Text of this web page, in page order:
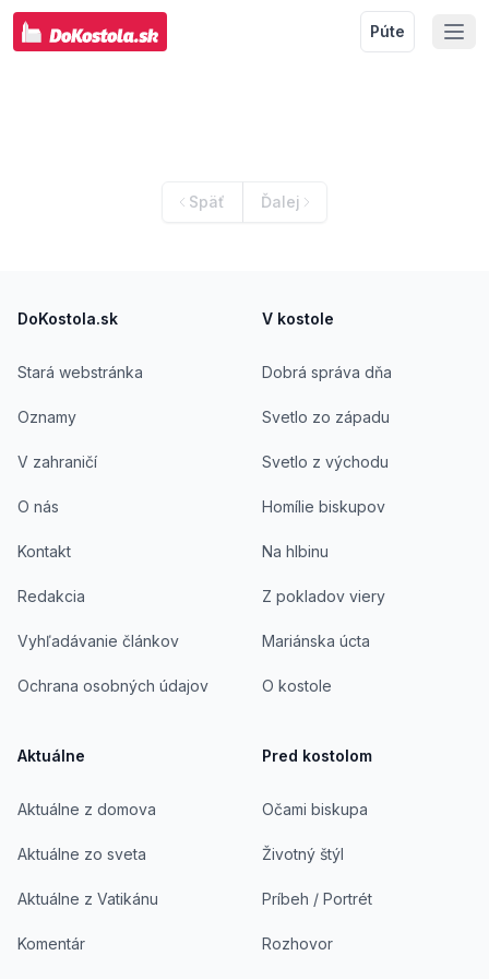
Púte
Späť Ďalej
DoKostola.sk
Stará webstránka
Oznamy
V zahraničí
O nás
Kontakt
Redakcia
Vyhľadávanie článkov
Ochrana osobných údajov
Aktuálne
Aktuálne z domova
Aktuálne zo sveta
Aktuálne z Vatikánu
Komentár
V kostole
Dobrá správa dňa
Svetlo zo západu
Svetlo z východu
Homílie biskupov
Na hlbinu
Z pokladov viery
Mariánska úcta
O kostole
Pred kostolom
Očami biskupa
Životný štýl
Príbeh / Portrét
Rozhovor